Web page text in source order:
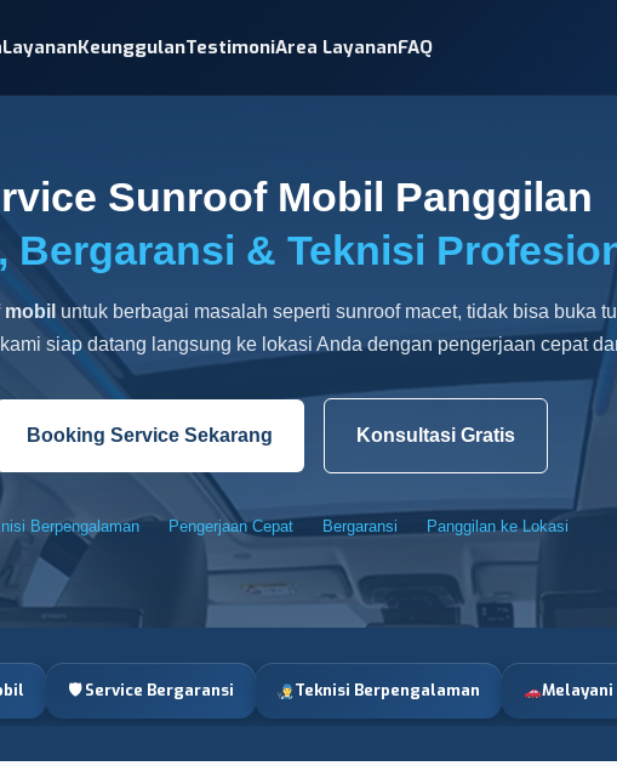
LayananKeunggulanTestimoniArea LayananFAQ
Sunroof Mobil Panggilan
Bergaransi & Teknisi
untuk berbagai masalah seperti sunroof macet, tidak bisa buka
siap datang langsung ke lokasi Anda dengan pengerjaan cepat
Booking Service Sekarang Konsultasi Gratis
Berpengalaman Pengerjaan Cepat Bergaransi Panggilan ke Lokasi
🛡 Service Bergaransi Teknisi Berpengalaman Melayani